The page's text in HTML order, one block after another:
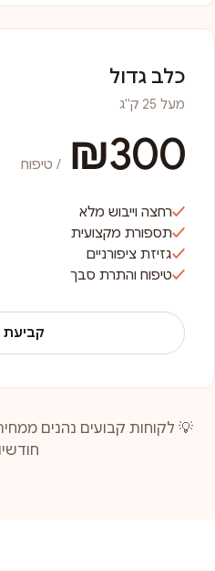
כלב גדול
מעל 25 ק"ג
₪300 / טיפוח
רחצה וייבוש מלא
תספורת מקצועית
גזיזת ציפורניים
טיפוח והתרת סבך
קביעת
💡 לקוחות קבועים נהנים